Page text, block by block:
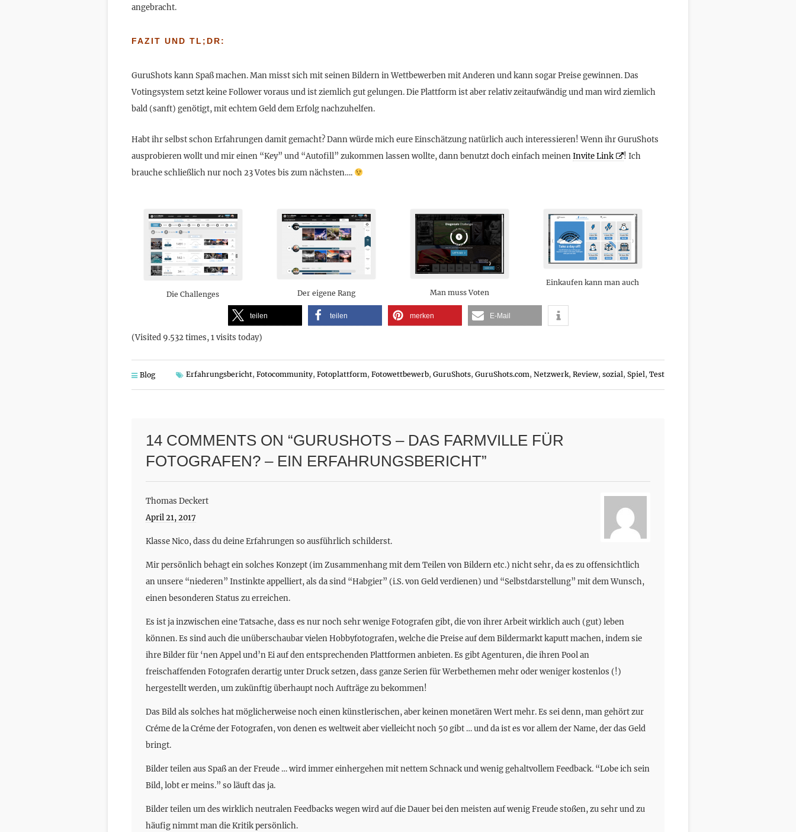
angebracht.
FAZIT UND TL;DR:
GuruShots kann Spaß machen. Man misst sich mit seinen Bildern in Wettbewerben mit Anderen und kann sogar Preise gewinnen. Das
Votingsystem setzt keine Follower voraus und ist ziemlich gut gelungen. Die Plattform ist aber relativ zeitaufwändig und man wird ziemlich
bald (sanft) genötigt, mit echtem Geld dem Erfolg nachzuhelfen.
Habt ihr selbst schon Erfahrungen damit gemacht? Dann würde mich eure Einschätzung natürlich auch interessieren! Wenn ihr GuruShots
ausprobieren wollt und mir einen “Key” und “Autofill” zukommen lassen wollte, dann benutzt doch einfach meinen Invite Link
! Ich
brauche schließlich nur noch 23 Votes bis zum nächsten….
Die Challenges Der eigene Rang Man muss Voten
Einkaufen kann man auch
teilen teilen merken E-Mail
(Visited 9.532 times, 1 visits today)
Blog Erfahrungsbericht, Fotocommunity, Fotoplattform, Fotowettbewerb, GuruShots, GuruShots.com, Netzwerk, Review, sozial, Spiel, Test
14 COMMENTS ON “GURUSHOTS – DAS FARMVILLE FÜR
FOTOGRAFEN? – EIN ERFAHRUNGSBERICHT”
Thomas Deckert
April 21, 2017
Klasse Nico, dass du deine Erfahrungen so ausführlich schilderst.
Mir persönlich behagt ein solches Konzept (im Zusammenhang mit dem Teilen von Bildern etc.) nicht sehr, da es zu offensichtlich
an unsere “niederen” Instinkte appelliert, als da sind “Habgier” (i.S. von Geld verdienen) und “Selbstdarstellung” mit dem Wunsch,
einen besonderen Status zu erreichen.
Es ist ja inzwischen eine Tatsache, dass es nur noch sehr wenige Fotografen gibt, die von ihrer Arbeit wirklich auch (gut) leben
können. Es sind auch die unüberschaubar vielen Hobbyfotografen, welche die Preise auf dem Bildermarkt kaputt machen, indem sie
ihre Bilder für ‘nen Appel und’n Ei auf den entsprechenden Plattformen anbieten. Es gibt Agenturen, die ihren Pool an
freischaffenden Fotografen derartig unter Druck setzen, dass ganze Serien für Werbethemen mehr oder weniger kostenlos (!)
hergestellt werden, um zukünftig überhaupt noch Aufträge zu bekommen!
Das Bild als solches hat möglicherweise noch einen künstlerischen, aber keinen monetären Wert mehr. Es sei denn, man gehört zur
Créme de la Créme der Fotografen, von denen es weltweit aber vielleicht noch 50 gibt … und da ist es vor allem der Name, der das Geld
bringt.
Bilder teilen aus Spaß an der Freude … wird immer einhergehen mit nettem Schnack und wenig gehaltvollem Feedback. “Lobe ich sein
Bild, lobt er meins.” so läuft das ja.
Bilder teilen um des wirklich neutralen Feedbacks wegen wird auf die Dauer bei den meisten auf wenig Freude stoßen, zu sehr und zu
häufig nimmt man die Kritik persönlich.